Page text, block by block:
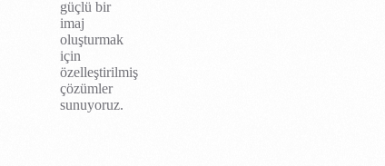
güçlü bir
imaj
oluşturmak
için
özelleştirilmiş
çözümler
sunuyoruz.